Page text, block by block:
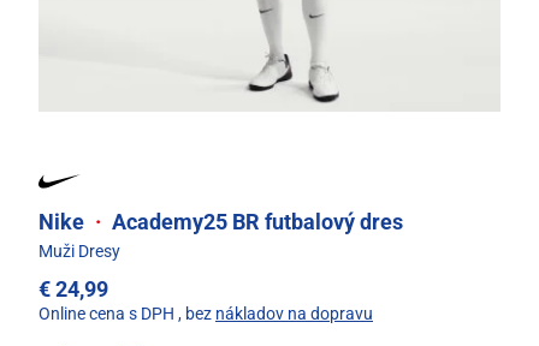
Nike · Academy25 BR futbalový dres
Muži Dresy
€ 24,99
Online cena s DPH , bez nákladov na dopravu